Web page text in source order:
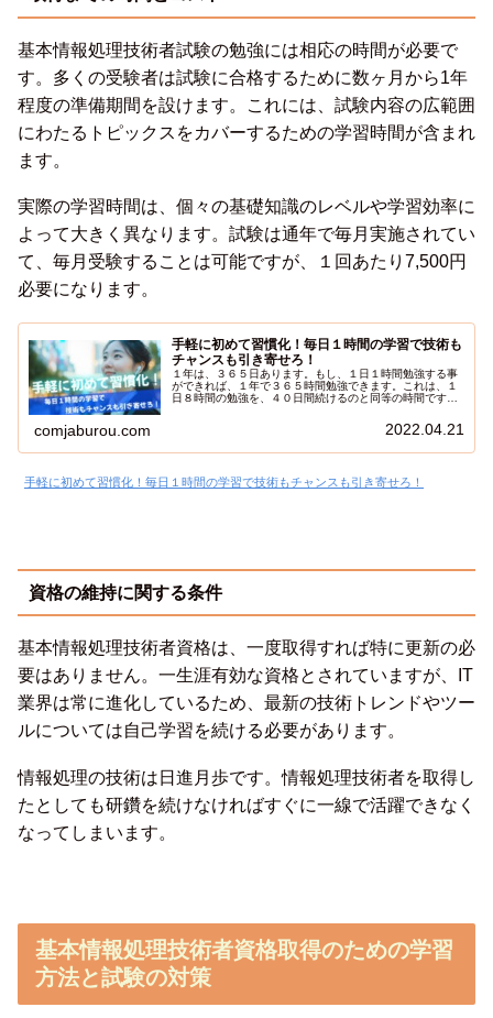
基本情報処理技術者試験の勉強には相応の時間が必要で
す。多くの受験者は試験に合格するために数ヶ月から1年
程度の準備期間を設けます。これには、試験内容の広範囲
にわたるトピックスをカバーするための学習時間が含まれ
ます。
実際の学習時間は、個々の基礎知識のレベルや学習効率に
よって大きく異なります。試験は通年で毎月実施されてい
て、毎月受験することは可能ですが、１回あたり7,500円
必要になります。
手軽に初めて習慣化！毎日１時間の学習で技術も
チャンスも引き寄せろ！
１年は、３６５日あります。もし、１日１時間勉強する事
ができれば、１年で３６５時間勉強できます。これは、１
日８時間の勉強を、４０日間続けるのと同等の時間です。
今日は、継続の鬼である僕が、１日１時間勉強法を紹介し
comjaburou.com 2022.04.21
手軽に初めて習慣化！毎日１時間の学習で技術もチャンスも引き寄せろ！
資格の維持に関する条件
基本情報処理技術者資格は、一度取得すれば特に更新の必
要はありません。一生涯有効な資格とされていますが、IT
業界は常に進化しているため、最新の技術トレンドやツー
ルについては自己学習を続ける必要があります。
情報処理の技術は日進月歩です。情報処理技術者を取得し
たとしても研鑽を続けなければすぐに一線で活躍できなく
なってしまいます。
基本情報処理技術者資格取得のための学習
方法と試験の対策